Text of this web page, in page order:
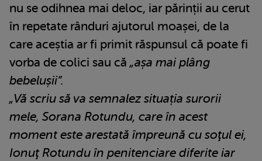
nu se odihnea mai deloc, iar părinții au cerut
în repetate rânduri ajutorul moașei, de la
care aceștia ar fi primit răspunsul că poate fi
vorba de colici sau că „așa mai plâng
bebelușii”.
„Vă scriu să va semnalez situația surorii
mele, Sorana Rotundu, care în acest
moment este arestată împreună cu soţul ei,
Ionuţ Rotundu în penitenciare diferite iar